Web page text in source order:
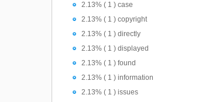
2.13% ( 1 ) case
2.13% ( 1 ) copyright
2.13% ( 1 ) directly
2.13% ( 1 ) displayed
2.13% ( 1 ) found
2.13% ( 1 ) information
2.13% ( 1 ) issues